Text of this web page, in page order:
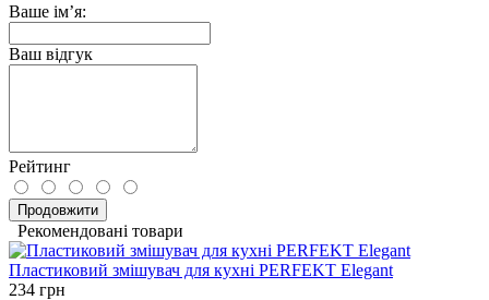
Ваше ім’я:
Ваш відгук
Рейтинг
Продовжити
Рекомендовані товари
Пластиковий змішувач для кухні PERFEKT Elegant
234 грн